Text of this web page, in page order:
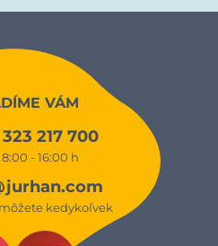
VÁM
323 217 700
- 16:00 h
kedykoľvek